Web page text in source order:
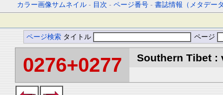
カラー画像サムネイル - 目次 -ページ番号 -書誌情報（メタデー
ページ検索 タイトル ページ
0276+0277 Southern Tibet :